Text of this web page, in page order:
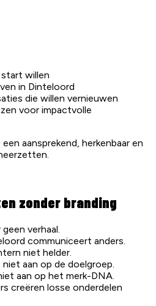
willen
in Dinteloord
die willen vernieuwen
voor impactvolle
aansprekend, herkenbaar en
zonder branding
geen verhaal.
communiceert anders.
niet helder.
aan op de doelgroep.
aan op het merk-DNA.
creëren losse onderdelen